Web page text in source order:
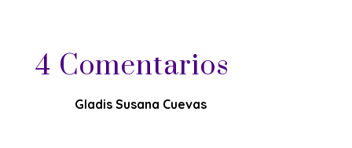
4 Comentarios
Gladis Susana Cuevas